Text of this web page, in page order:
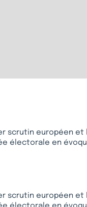
scrutin européen
électorale en
scrutin européen